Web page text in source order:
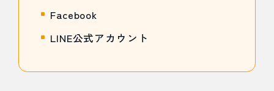
Facebook
LINE公式アカウント